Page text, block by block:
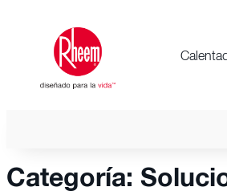
Categoría: